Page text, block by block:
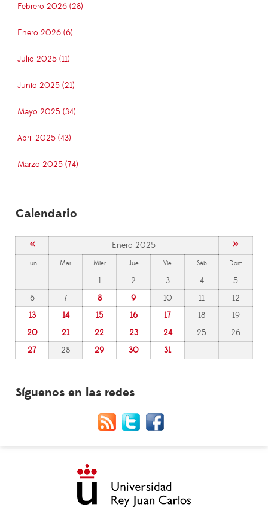
Febrero 2026 (28)
Enero 2026 (6)
Julio 2025 (11)
Junio 2025 (21)
Mayo 2025 (34)
Abril 2025 (43)
Marzo 2025 (74)
Calendario
« Enero 2025 »
Lun Mar Mier Jue Vie Sáb Dom
1 2 3 4
5
6
7 8 9 10 11
12
13
14 15 16 17 18
19
20
21 22 23 24 25
26
27
28 29 30 31
Síguenos en las redes